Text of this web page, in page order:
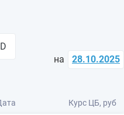
критерии трудовых и ГПХ-
на 28.10.2025
Курс ЦБ, руб